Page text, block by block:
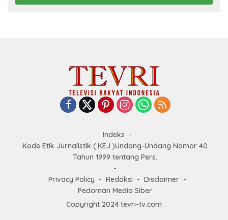
Indeks
Kode Etik Jurnalistik ( KEJ )Undang-Undang Nomor 40
Tahun 1999 tentang Pers.
Privacy Policy Redaksi
Disclaimer
Pedoman Media Siber
Copyright 2024 tevri-tv.com